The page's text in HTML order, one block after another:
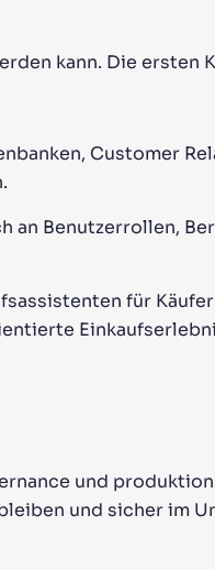
kann. Die ersten
Customer
an Benutzerrollen,
für
und
und sicher im